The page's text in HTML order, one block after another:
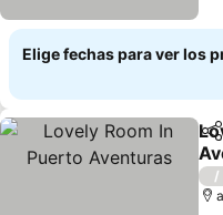
Elige fechas para ver los
/